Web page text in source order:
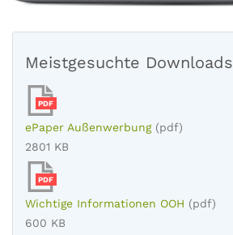
Meistgesuchte Downloads
PDF
ePaper Außenwerbung (pdf)
2801 KB
PDF
Wichtige Informationen OOH (pdf)
600 KB